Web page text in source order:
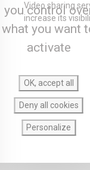
Video sharing
increase its
you control
what you want
activate
OK, accept all
Deny all cookies
Personalize